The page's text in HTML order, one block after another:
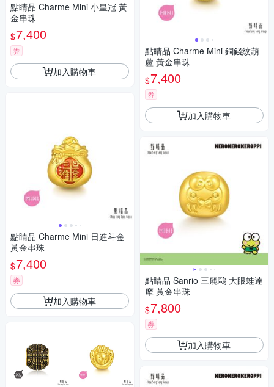
點睛品 Charme Mini 小皇冠 黃
金串珠
$7,400
券
加入購物車
點睛品 Charme Mini 日進斗金
黃金串珠
$7,400
券
加入購物車
點睛品 Charme Mini 銅錢紋葫
蘆 黃金串珠
$7,400
券
加入購物車
點睛品 Sanrio 三麗鷗 大眼蛙達
摩 黃金串珠
$7,800
券
加入購物車